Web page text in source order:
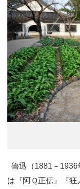
魯迅（1881－
は『阿Ｑ正伝』『狂